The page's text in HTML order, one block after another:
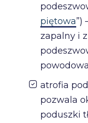
piętowa”)
zapalny i
atrofia
pozwala
poduszki